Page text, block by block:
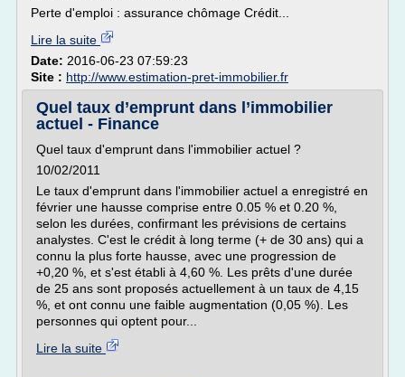
Perte d'emploi : assurance chômage Crédit...
Lire la suite
Date: 2016-06-23 07:59:23
Site : http://www.estimation-pret-immobilier.fr
Quel taux d’emprunt dans l’immobilier
actuel - Finance
Quel taux d'emprunt dans l'immobilier actuel ?
10/02/2011
Le taux d'emprunt dans l'immobilier actuel a enregistré en
février une hausse comprise entre 0.05 % et 0.20 %,
selon les durées, confirmant les prévisions de certains
analystes. C'est le crédit à long terme (+ de 30 ans) qui a
connu la plus forte hausse, avec une progression de
+0,20 %, et s'est établi à 4,60 %. Les prêts d'une durée
de 25 ans sont proposés actuellement à un taux de 4,15
%, et ont connu une faible augmentation (0,05 %). Les
personnes qui optent pour...
Lire la suite